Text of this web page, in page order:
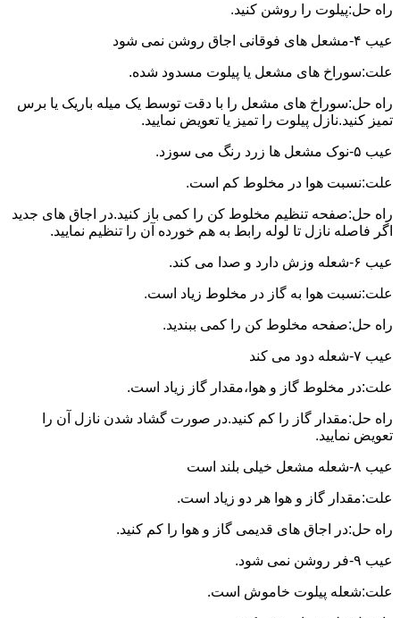
راه حل:پیلوت را روشن کنید.
عیب ۴-مشعل های فوقانی اجاق روشن نمی شود
علت:سوراخ های مشعل یا پیلوت مسدود شده.
راه حل:سوراخ های مشعل را با دقت توسط یک میله باریک یا برس
تمیز کنید.نازل پیلوت را تمیز یا تعویض نمایید.
عیب ۵-نوک مشعل ها زرد رنگ می سوزد.
علت:نسبت هوا در مخلوط کم است.
راه حل:صفحه تنظیم مخلوط کن را کمی باز کنید.در اجاق های جدید
اگر فاصله نازل تا لوله رابط به هم خورده آن را تنظیم نمایید.
عیب ۶-شعله وزش دارد و صدا می کند.
علت:نسبت هوا به گاز در مخلوط زیاد است.
راه حل:صفحه مخلوط کن را کمی ببندید.
عیب ۷-شعله دود می کند
علت:در مخلوط گاز و هوا،مقدار گاز زیاد است.
راه حل:مقدار گاز را کم کنید.در صورت گشاد شدن نازل آن را
تعویض نمایید.
عیب ۸-شعله مشعل خیلی بلند است
علت:مقدار گاز و هوا هر دو زیاد است.
راه حل:در اجاق های قدیمی گاز و هوا را کم کنید.
عیب ۹-فر روشن نمی شود.
علت:شعله پیلوت خاموش است.